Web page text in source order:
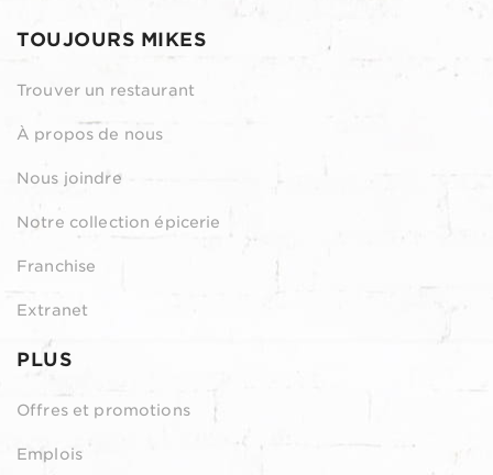
TOUJOURS MIKES
Trouver un restaurant
À propos de nous
Nous joindre
Notre collection épicerie
Franchise
Extranet
PLUS
Offres et promotions
Emplois